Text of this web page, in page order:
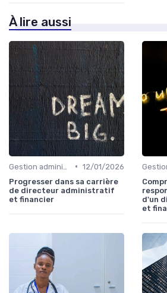
À lire aussi
• 12/01/2026
Progresser dans sa carrière
de directeur administratif
et financier
d'un
et